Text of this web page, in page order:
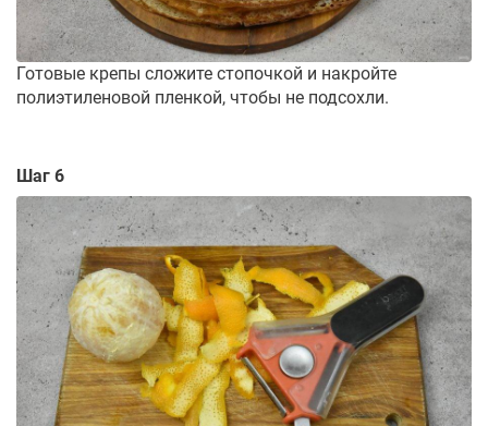
Готовые крепы сложите стопочкой и накройте
полиэтиленовой пленкой, чтобы не подсохли.
Шаг 6